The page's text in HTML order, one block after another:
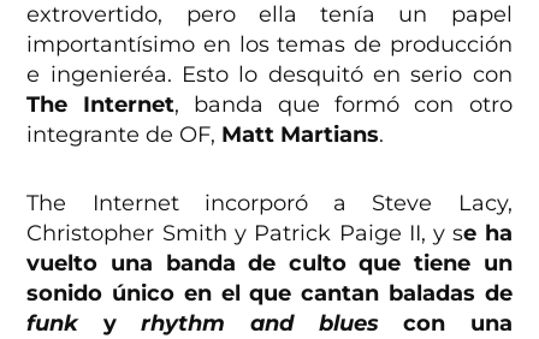
extrovertido, pero ella tenía un papel
importantísimo en los temas de producción
e ingenieréa. Esto lo desquitó en serio con
The Internet, banda que formó con otro
integrante de OF, Matt Martians.
The Internet incorporó a Steve Lacy,
Christopher Smith y Patrick Paige II, y se ha
vuelto una banda de culto que tiene un
sonido único en el que cantan baladas de
funkyrhythm and bluescon una